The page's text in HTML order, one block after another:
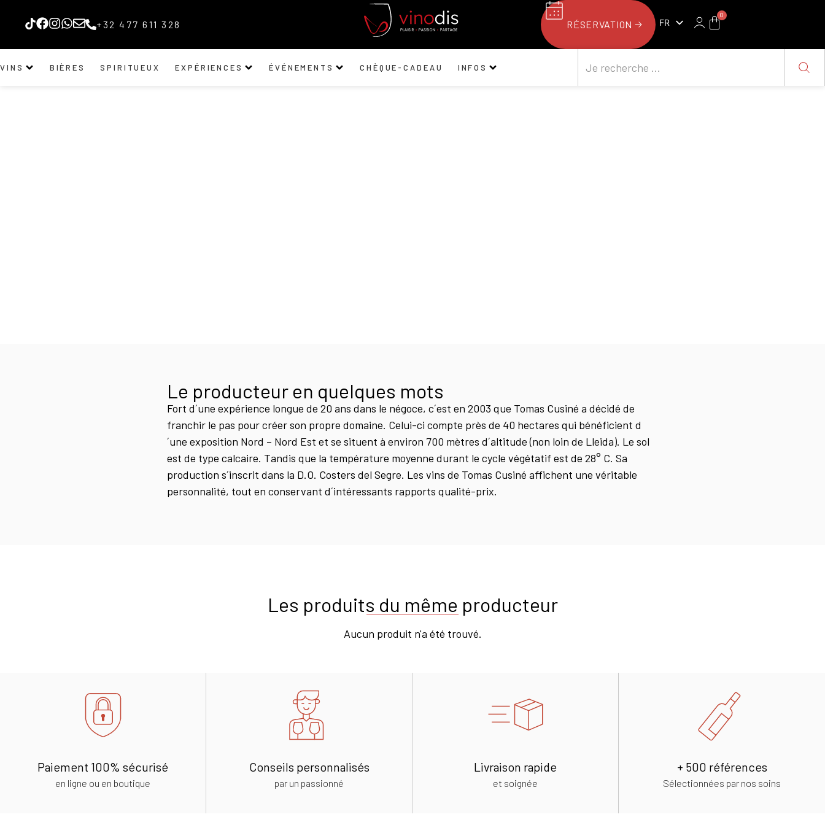
+32 477 611 328 RÉSERVATION FR
NL
0
VINS BIÈRES SPIRITUEUX EXPÉRIENCES ÉVÉNEMENTS CHÈQUE-CADEAU INFOS
Le producteur en quelques mots
Fort d´une expérience longue de 20 ans dans le négoce, c´est en 2003 que Tomas Cusiné a décidé de
franchir le pas pour créer son propre domaine. Celui-ci compte près de 40 hectares qui bénéficient d
´une exposition Nord – Nord Est et se situent à environ 700 mètres d´altitude (non loin de Lleida). Le sol
est de type calcaire. Tandis que la température moyenne durant le cycle végétatif est de 28° C. Sa
production s´inscrit dans la D.O. Costers del Segre. Les vins de Tomas Cusiné affichent une véritable
personnalité, tout en conservant d´intéressants rapports qualité-prix.
Les produits du même producteur
Aucun produit n'a été trouvé.
Paiement 100% sécurisé
en ligne ou en boutique
Conseils personnalisés
par un passionné
Livraison rapide
et soignée
+ 500 références
Sélectionnées par nos soins